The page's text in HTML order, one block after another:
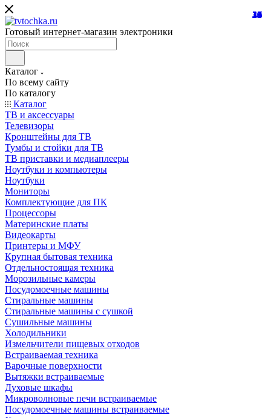
Готовый интернет-магазин электроники
Каталог
По всему сайту
По каталогу
Каталог
ТВ и аксессуары
Телевизоры
Кронштейны для ТВ
Тумбы и стойки для ТВ
ТВ приставки и медиаплееры
Ноутбуки и компьютеры
Ноутбуки
Мониторы
Комплектующие для ПК
Процессоры
Материнские платы
Видеокарты
Принтеры и МФУ
Крупная бытовая техника
Отдельностоящая техника
Морозильные камеры
Посудомоечные машины
Стиральные машины
Стиральные машины с сушкой
Сушильные машины
Холодильники
Измельчители пищевых отходов
Встраиваемая техника
Варочные поверхности
Вытяжки встраиваемые
Духовые шкафы
Микроволновые печи встраиваемые
Посудомоечные машины встраиваемые
21
24
10
7
39
10
8
25
18
32
7
24
31
15
45
26
16
12
27